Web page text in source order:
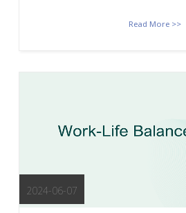
Read More >>
2024-06-07